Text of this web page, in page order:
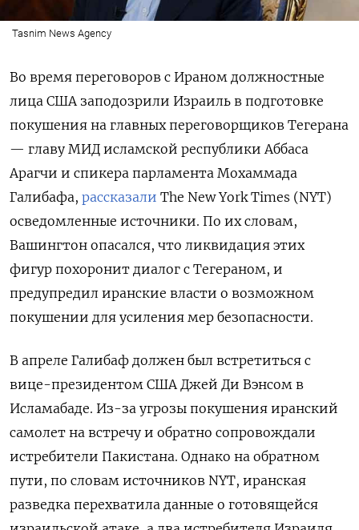
Tasnim News Agency
Во время переговоров с Ираном должностные
лица США заподозрили Израиль в подготовке
покушения на главных переговорщиков Тегерана
— главу МИД исламской республики Аббаса
Арагчи и спикера парламента Мохаммада
Галибафа, рассказали The New York Times (NYT)
осведомленные источники. По их словам,
Вашингтон опасался, что ликвидация этих
фигур похоронит диалог с Тегераном, и
предупредил иранские власти о возможном
покушении для усиления мер безопасности.
В апреле Галибаф должен был встретиться с
вице-президентом США Джей Ди Вэнсом в
Исламабаде. Из-за угрозы покушения иранский
самолет на встречу и обратно сопровождали
истребители Пакистана. Однако на обратном
пути, по словам источников NYT, иранская
разведка перехватила данные о готовящейся